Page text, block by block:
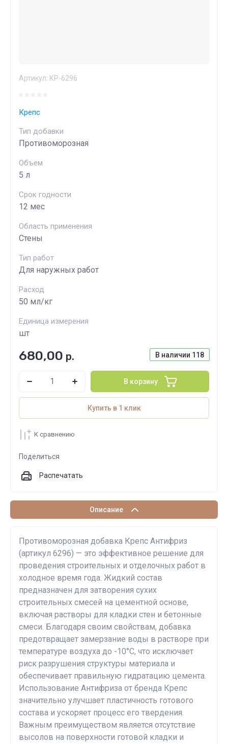
Артикул: КР-6296
Крепс
Тип добавки
Противоморозная
Объем
5 л
Срок годности
12 мес
Область применения
Стены
Тип работ
Для наружных работ
Расход
50 мл/кг
Единица измерения
шт
В наличии 118
680,00 р.
В корзину
Купить в 1 клик
К сравнению
Поделиться
Распечатать
Описание
Противоморозная добавка Крепс Антифриз
(артикул 6296) — это эффективное решение для
проведения строительных и отделочных работ в
холодное время года. Жидкий состав
предназначен для затворения сухих
строительных смесей на цементной основе,
включая растворы для кладки стен и бетонные
смеси. Благодаря своим свойствам, добавка
предотвращает замерзание воды в растворе при
температуре воздуха до -10°C, что исключает
риск разрушения структуры материала и
обеспечивает правильную гидратацию цемента.
Использование Антифриза от бренда Крепс
значительно улучшает пластичность готового
состава и ускоряет процесс его твердения.
Важным преимуществом является отсутствие
высолов на поверхности готовой кладки и